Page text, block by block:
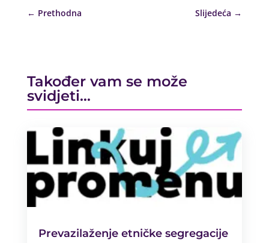
← Prethodna Slijedeća →
Također vam se može
svidjeti…
Prevazilaženje etničke segregacije